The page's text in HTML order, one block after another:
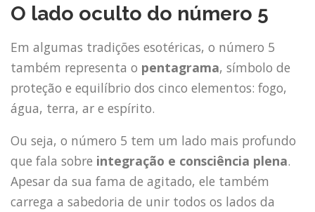
O lado oculto do número 5
Em algumas tradições esotéricas, o número 5
também representa o pentagrama, símbolo de
proteção e equilíbrio dos cinco elementos: fogo,
água, terra, ar e espírito.
Ou seja, o número 5 tem um lado mais profundo
que fala sobre integração e consciência plena.
Apesar da sua fama de agitado, ele também
carrega a sabedoria de unir todos os lados da